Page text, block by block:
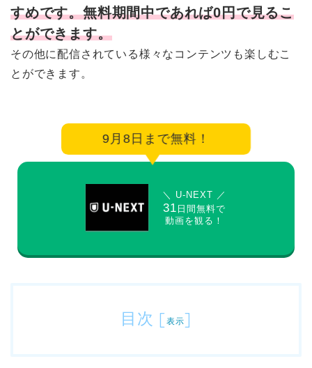
すめです。無料期間中であれば0円で見るこ
とができます。
その他に配信されている様々なコンテンツも楽しむこ
とができます。
9月8日まで無料！
＼ U-NEXT ／
31 日間無料で
動画を観る！
目次 [ 表示]